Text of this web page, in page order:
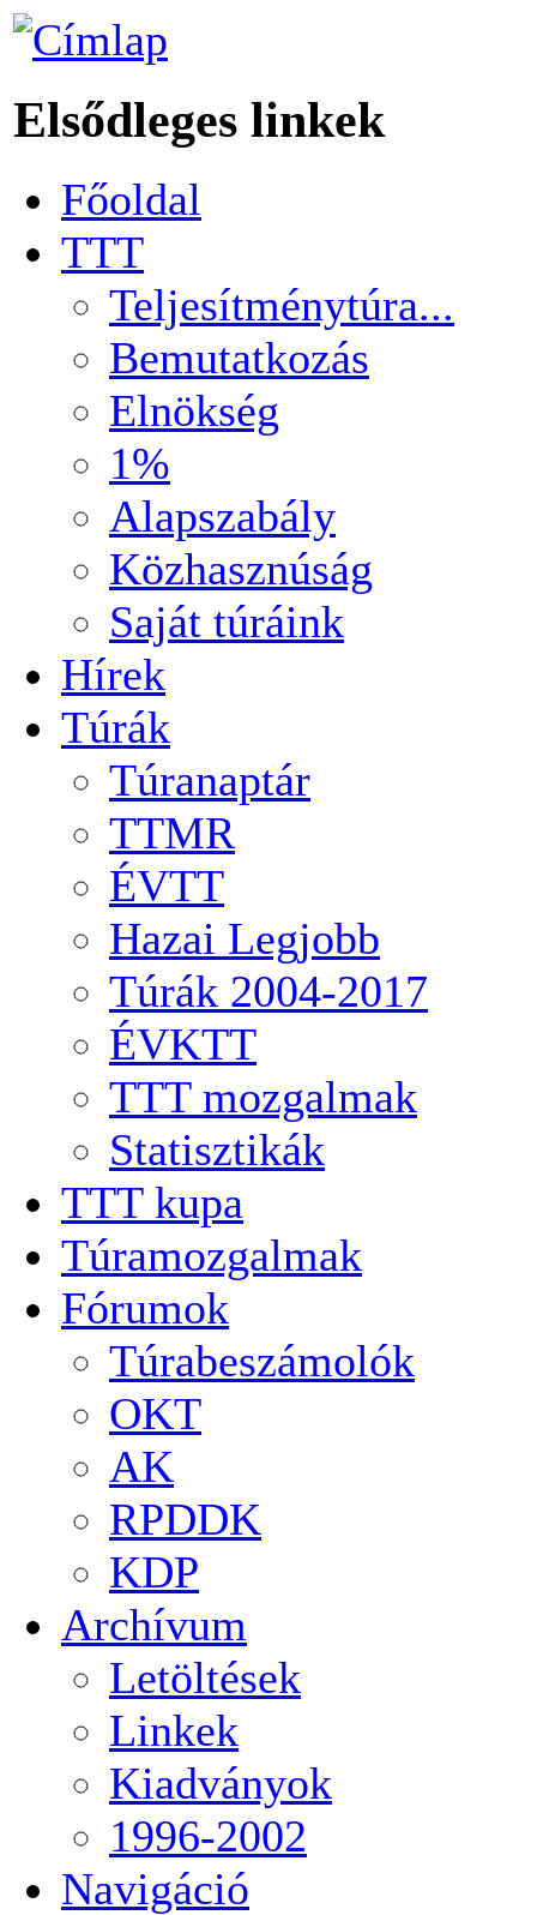
Elsődleges linkek
Főoldal
TTT
Teljesítménytúra...
Bemutatkozás
Elnökség
1%
Alapszabály
Közhasznúság
Saját túráink
Hírek
Túrák
Túranaptár
TTMR
ÉVTT
Hazai Legjobb
Túrák 2004-2017
ÉVKTT
TTT mozgalmak
Statisztikák
TTT kupa
Túramozgalmak
Fórumok
Túrabeszámolók
OKT
AK
RPDDK
KDP
Archívum
Letöltések
Linkek
Kiadványok
1996-2002
Navigáció